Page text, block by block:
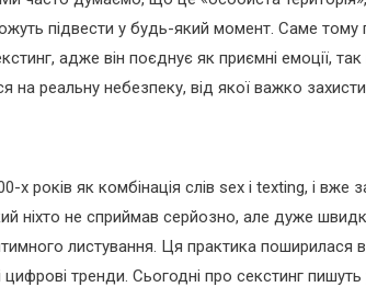
підвести у будь-який момент. Саме тому
адже він поєднує як приємні емоції, так
на реальну небезпеку, від якої важко
х років як комбінація слів sex і texting, і вже
ніхто не сприймав серйозно, але дуже
листування. Ця практика поширилася
тренди. Сьогодні про секстинг пишуть